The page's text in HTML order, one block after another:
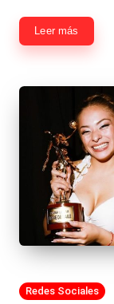
Leer más
Publicada
Redes Sociales